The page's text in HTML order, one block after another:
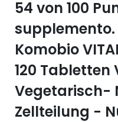
54 von 100
Komobio
120 Tabletten
Vegetarisch-
Zellteilung -